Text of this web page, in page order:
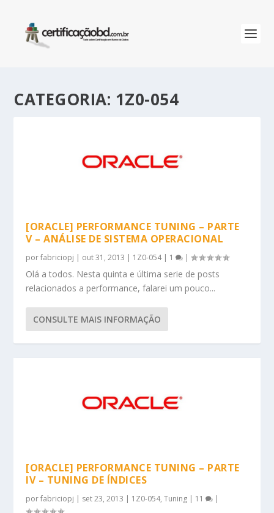
CATEGORIA: 1Z0-054
[ORACLE] PERFORMANCE TUNING – PARTE
V – ANÁLISE DE SISTEMA OPERACIONAL
porfabriciopj | out 31, 2013 | 1Z0-054| 1 |
Olá a todos. Nesta quinta e última serie de posts
relacionados a performance, falarei um pouco...
CONSULTE MAIS INFORMAÇÃO
[ORACLE] PERFORMANCE TUNING – PARTE
IV – TUNING DE ÍNDICES
porfabriciopj | set 23, 2013 | 1Z0-054,Tuning | 11 |